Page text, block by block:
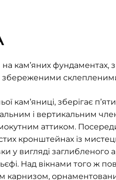
кам’яних фундаментах,
збереженими
кам’яниці, зберігає
і вертикальним
аттиком.
кронштейнах із
у вигляді
Над вікнами того ж
карнизом,